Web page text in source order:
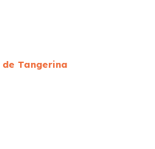
Tangerina